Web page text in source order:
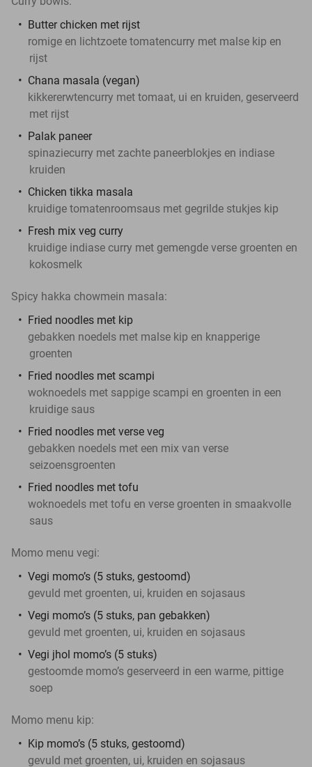
Butter chicken met rijst
romige en lichtzoete tomatencurry met malse kip en
rijst
Chana masala (vegan)
kikkererwtencurry met tomaat, ui en kruiden, geserveerd
met rijst
Palak paneer
spinaziecurry met zachte paneerblokjes en indiase
kruiden
Chicken tikka masala
kruidige tomatenroomsaus met gegrilde stukjes kip
Fresh mix veg curry
kruidige indiase curry met gemengde verse groenten en
kokosmelk
Spicy hakka chowmein masala:
Fried noodles met kip
gebakken noedels met malse kip en knapperige
groenten
Fried noodles met scampi
woknoedels met sappige scampi en groenten in een
kruidige saus
Fried noodles met verse veg
gebakken noedels met een mix van verse
seizoensgroenten
Fried noodles met tofu
woknoedels met tofu en verse groenten in smaakvolle
saus
Momo menu vegi:
Vegi momo’s (5 stuks, gestoomd)
gevuld met groenten, ui, kruiden en sojasaus
Vegi momo’s (5 stuks, pan gebakken)
gevuld met groenten, ui, kruiden en sojasaus
Vegi jhol momo’s (5 stuks)
gestoomde momo’s geserveerd in een warme, pittige
soep
Momo menu kip:
Kip momo’s (5 stuks, gestoomd)
gevuld met groenten, ui, kruiden en sojasaus